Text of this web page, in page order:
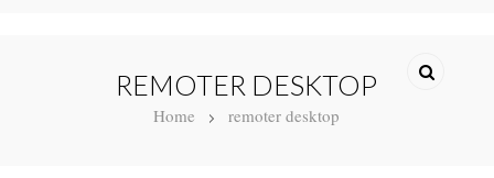
REMOTER DESKTOP
Home remoter desktop